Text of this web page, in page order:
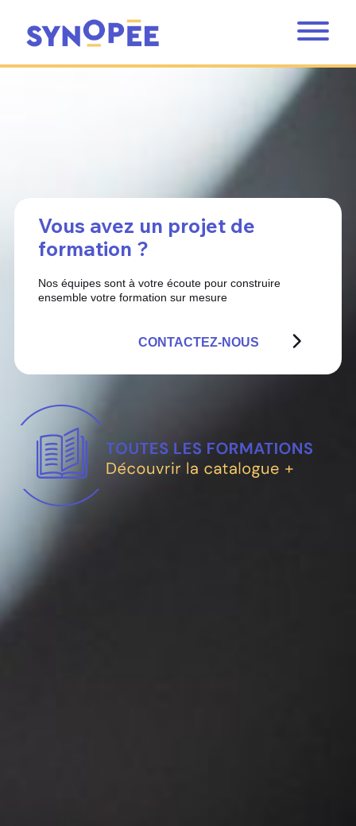
Vous avez un projet de
formation ?
Nos équipes sont à votre écoute pour construire
ensemble votre formation sur mesure
CONTACTEZ-NOUS